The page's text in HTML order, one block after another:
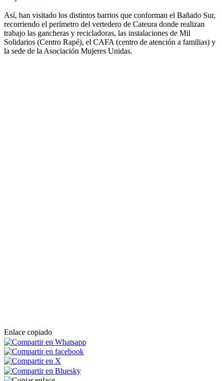
Así, han visitado los distintos barrios que conforman el Bañado Sur,
recorriendo el perímetro del vertedero de Cateura donde realizan
trabajo las gancheras y recicladoras, las instalaciones de Mil
Solidarios (Centro Rapé), el CAFA (centro de atención a familias) y
la sede de la Asociación Mujeres Unidas.
Enlace copiado